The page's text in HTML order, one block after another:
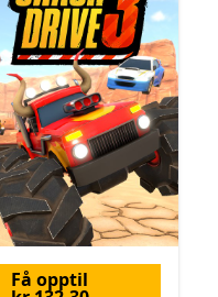
Få opptil